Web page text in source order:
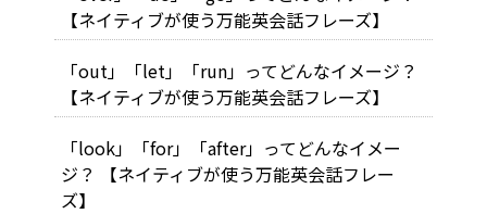
【ネイティブが使う万能英会話フレーズ】
「out」「let」「run」ってどんなイメージ？
【ネイティブが使う万能英会話フレーズ】
「look」「for」「after」ってどんなイメー
ジ？ 【ネイティブが使う万能英会話フレー
ズ】